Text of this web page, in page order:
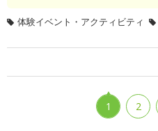
体験イベント・アクティビティ
1 2